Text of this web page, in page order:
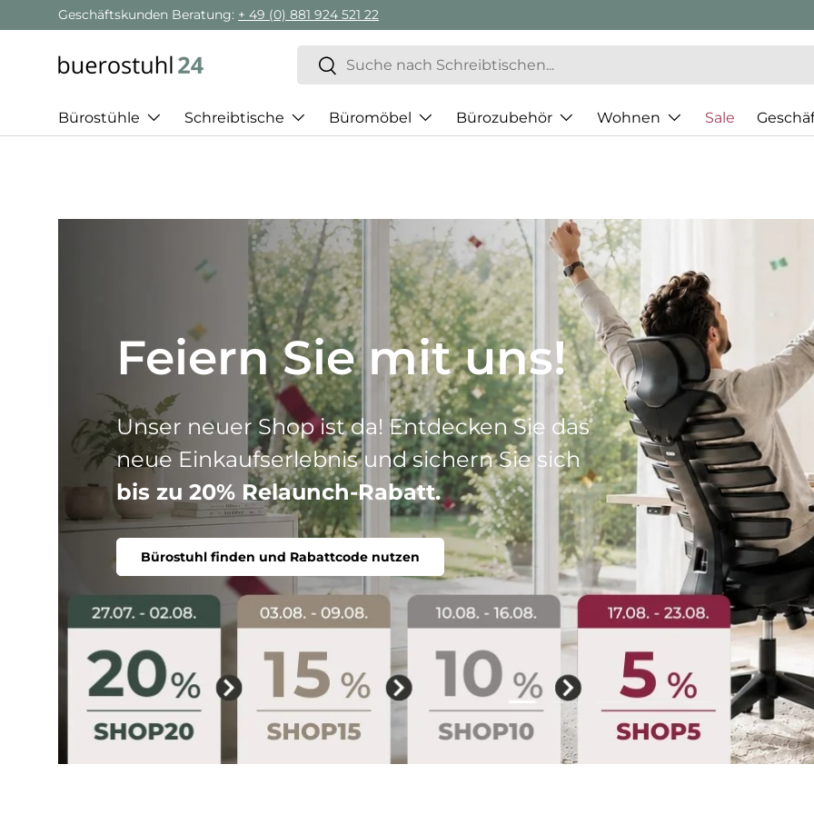
Direkt zum Inhalt
Geschäftskunden Beratung: + 49 (0) 881 924 521 22
Suchen
Suchen
Bürostühle Schreibtische Büromöbel Bürozubehör Wohnen Sale
Best of HJH
Drei Produktlinien, ein Ziel: Ihr perfekter
Stuhl. Ergonomisch, komfortabel, individuell.
Bürostuhl finden
Folie laden 1 von 5
Folie laden 2 von 5
Folie laden 3 von 5
Folie laden 4 von 5
Folie laden 5